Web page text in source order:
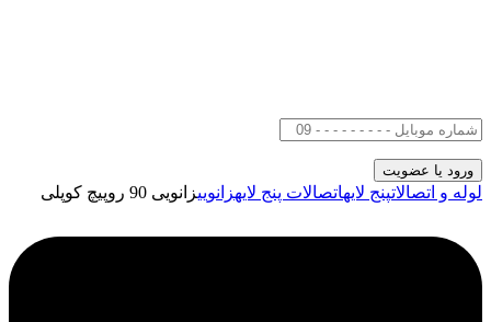
لوله و اتصالاتپنج لایهاتصالات پنج لایهزانوییزانویی 90 روپیچ کوپلی